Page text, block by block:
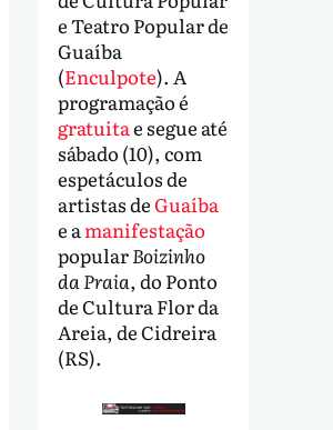
e Teatro Popular de
Guaíba
(Enculpote). A
programação é
gratuitae segue até
sábado (10), com
espetáculos de
artistas deGuaíba
e a manifestação
popularBoizinho
da Praia, do Ponto
de Cultura Flor da
Areia, de Cidreira
(RS).